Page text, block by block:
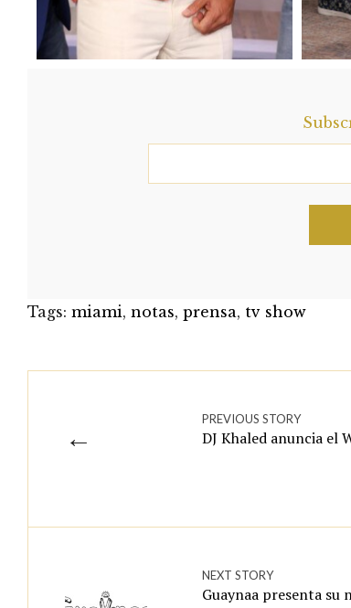
Tags: miami, notas, prensa, tv show
←
PREVIOUS STORY
DJ Khaled anuncia el
NEXT STORY
Guaynaa presenta su